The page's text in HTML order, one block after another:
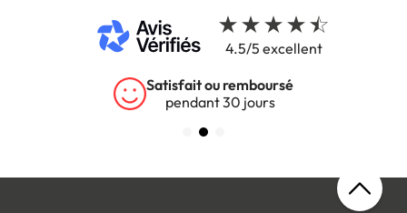
4.5/5 excellent
Satisfait ou remboursé
pendant 30 jours